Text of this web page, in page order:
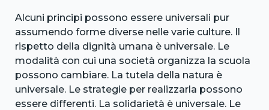
Alcuni principi possono essere universali pur
assumendo forme diverse nelle varie culture. Il
rispetto della dignità umana è universale. Le
modalità con cui una società organizza la scuola
possono cambiare. La tutela della natura è
universale. Le strategie per realizzarla possono
essere differenti. La solidarietà è universale. Le